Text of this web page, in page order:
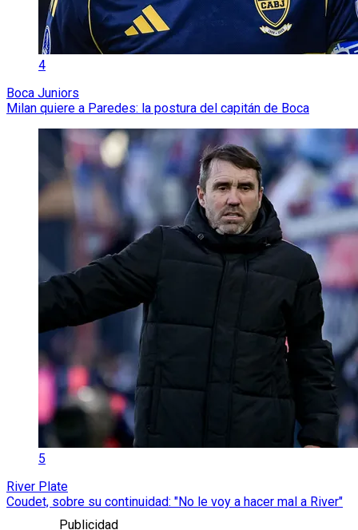
4
Boca Juniors
Milan quiere a Paredes: la postura del capitán de Boca
5
River Plate
Coudet, sobre su continuidad: "No le voy a hacer mal a River"
Publicidad